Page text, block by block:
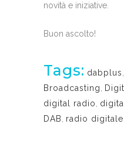
novità e iniziative.
Buon ascolto!
Tags: dabplus
Broadcasting
digital radio
DAB
radio digitale